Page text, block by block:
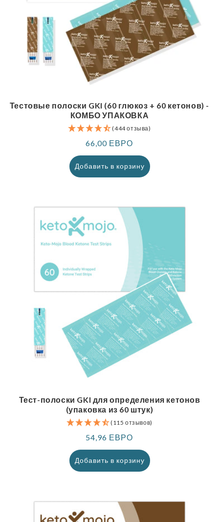
Тестовые полоски GKI (60 глюкоз + 60 кетонов) -
КОМБО УПАКОВКА
(444 отзыва)
Обычная
цена
66,00 ЕВРО
Добавить в корзину
Тест-полоски GKI для определения кетонов
(упаковка из 60 штук)
(115 отзывов)
Обычная
цена
54,96 ЕВРО
Добавить в корзину